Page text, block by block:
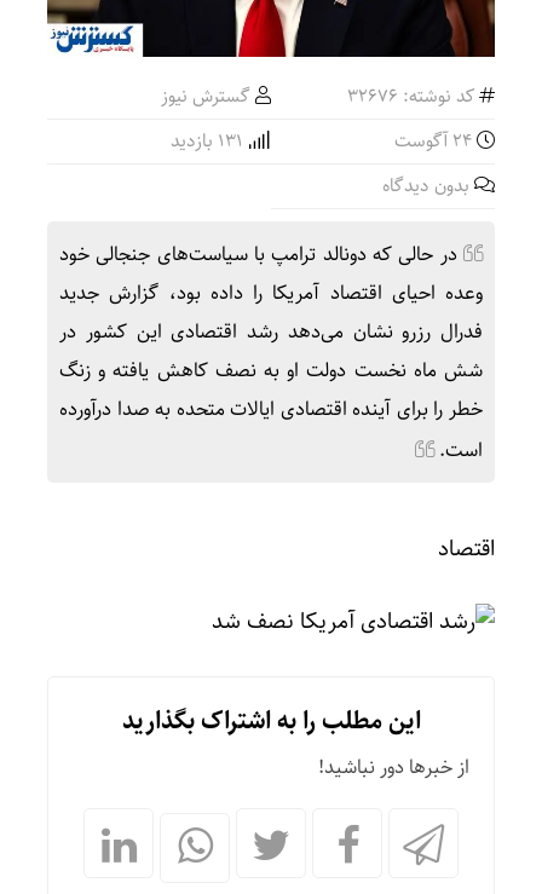
کد نوشته: 32676
گسترش نیوز
بدون دیدگاه
در حالی که دونالد ترامپ با سیاست‌های جنجالی خود
وعده احیای اقتصاد آمریکا را داده بود، گزارش جدید
فدرال رزرو نشان می‌دهد رشد اقتصادی این کشور در
شش ماه نخست دولت او به نصف کاهش یافته و زنگ
خطر را برای آینده اقتصادی ایالات متحده به صدا درآورده
است.
اقتصاد
این مطلب را به اشتراک بگذارید
از خبرها دور نباشید!